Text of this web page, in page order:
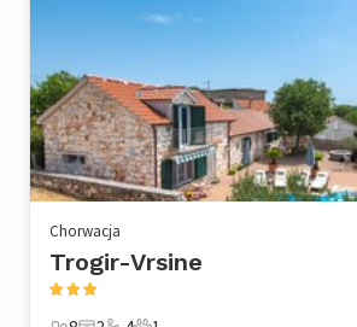
Chorwacja
Trogir-Vrsine